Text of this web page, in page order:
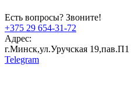
Есть вопросы? Звоните!
+375 29 654-31-72
Адрес:
г.Минск,ул.Уручская 19,пав.П1
Telegram